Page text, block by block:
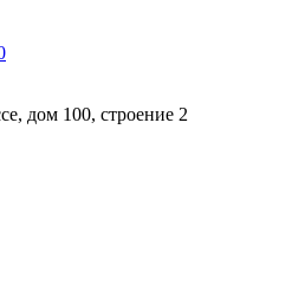
дом 100, строение 2